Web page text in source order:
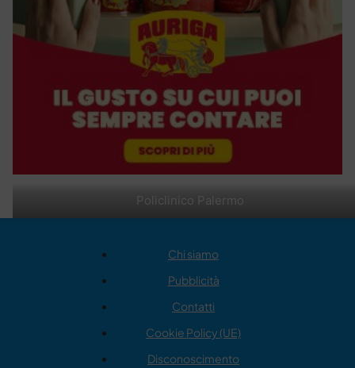
Policlinico Palermo
Chi siamo
Pubblicità
Contatti
Cookie Policy (UE)
Disconoscimento